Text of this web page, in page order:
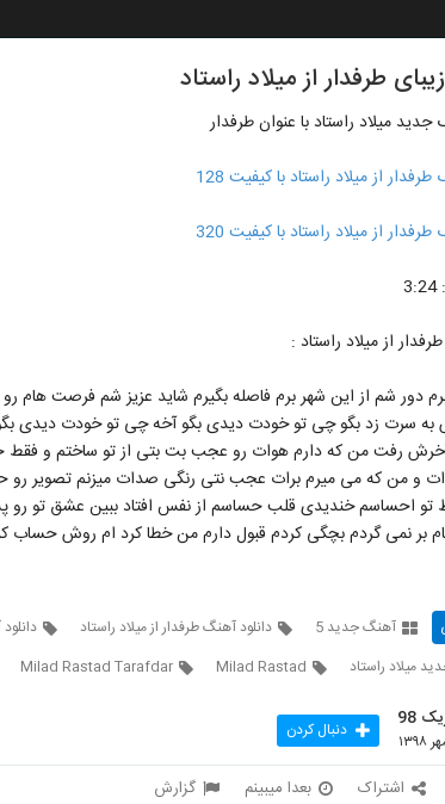
طرفدار از میلاد راستاد
جدید میلاد راستاد با عنوان طرفدار
از میلاد راستاد با کیفیت 128
از میلاد راستاد با کیفیت 320
از میلاد راستاد :
دور شم از این شهر برم فاصله بگیرم شاید عزیز شم فرصت هام رو
به سرت زد بگو چی تو خودت دیدی بگو آخه چی تو خودت دیدی
رفت من که دارم هوات رو عجب بت بتی از تو ساختم و فقط
و من که می میرم برات عجب نتی رنگی صدات میزنم تصویر
تو احساسم خندیدی قلب حساسم از نفس افتاد ببین عشق تو
بر نمی گردم بچگی کردم قبول دارم من خطا کرد ام روش حساب
آهنگ جدید 5 دانلود آهنگ طرفدار از میلاد راستاد
میلاد راستاد
Milad Rastad
Milad Rastad Tarafdar
98 دنبال کردن
اشتراک بعدا میبینم گزارش